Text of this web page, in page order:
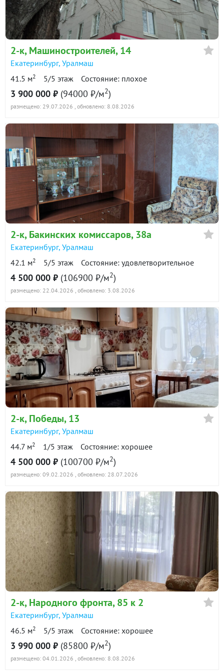
в продаже 70400 ₽/м²
Показать всю историю: 20 предложений →
2-к, Машиностроителей, 14
Екатеринбург, Уралмаш
41.5 м2 5/5 этаж Состояние: плохое
3 900 000 ₽ (94000 ₽/м2)
размещено: 29.07.2026 , обновлено: 8.08.2026
2-к, Бакинских комиссаров, 38а
Екатеринбург, Уралмаш
42.1 м2 5/5 этаж Состояние: удовлетворительное
4 500 000 ₽ (106900 ₽/м2)
размещено: 22.04.2026 , обновлено: 3.08.2026
2-к, Победы, 13
Екатеринбург, Уралмаш
44.7 м2 1/5 этаж Состояние: хорошее
4 500 000 ₽ (100700 ₽/м2)
размещено: 09.02.2026 , обновлено: 28.07.2026
2-к, Народного фронта, 85 к 2
Екатеринбург, Уралмаш
46.5 м2 5/5 этаж Состояние: хорошее
3 990 000 ₽ (85800 ₽/м2)
размещено: 04.01.2026 , обновлено: 8.08.2026